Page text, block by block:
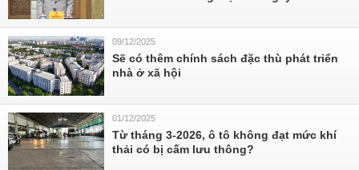
09/12/2025
Sẽ có thêm chính sách đặc thù phát triển
nhà ở xã hội
01/12/2025
Từ tháng 3-2026, ô tô không đạt mức khí
thải có bị cấm lưu thông?